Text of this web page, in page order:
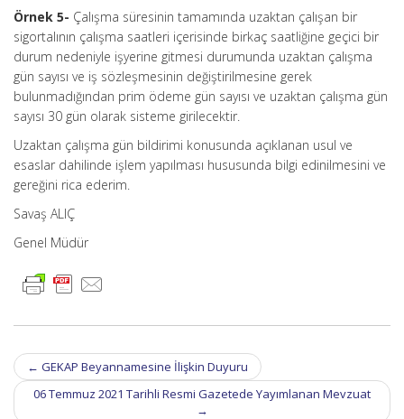
Örnek 5- Çalışma süresinin tamamında uzaktan çalışan bir
sigortalının çalışma saatleri içerisinde birkaç saatliğine geçici bir
durum nedeniyle işyerine gitmesi durumunda uzaktan çalışma
gün sayısı ve iş sözleşmesinin değiştirilmesine gerek
bulunmadığından prim ödeme gün sayısı ve uzaktan çalışma gün
sayısı 30 gün olarak sisteme girilecektir.
Uzaktan çalışma gün bildirimi konusunda açıklanan usul ve
esaslar dahilinde işlem yapılması hususunda bilgi edinilmesini ve
gereğini rica ederim.
Savaş ALIÇ
Genel Müdür
Post
navigation
← GEKAP Beyannamesine İlişkin Duyuru
06 Temmuz 2021 Tarihli Resmi Gazetede Yayımlanan Mevzuat
→